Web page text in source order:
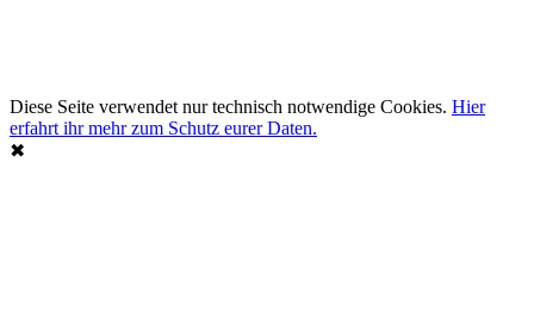
Diese Seite verwendet nur technisch notwendige Cookies. Hier
erfahrt ihr mehr zum Schutz eurer Daten.
✖